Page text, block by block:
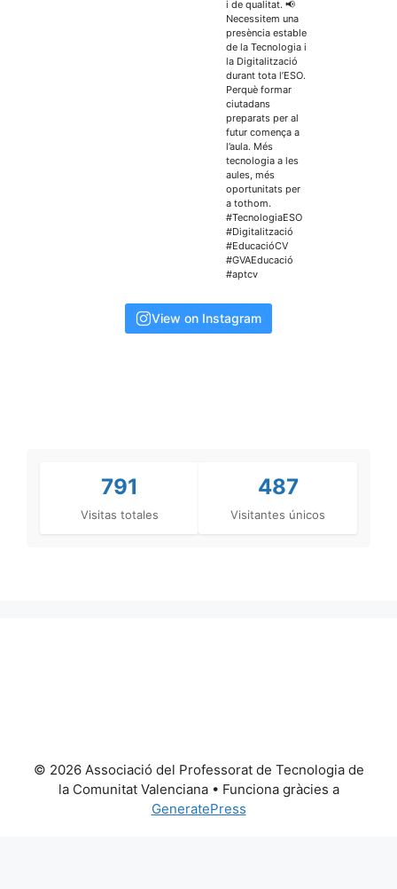
View on Instagram
791
Visitas totales
487
Visitantes únicos
© 2026 Associació del Professorat de Tecnologia de
la Comunitat Valenciana• Funciona gràcies a
GeneratePress